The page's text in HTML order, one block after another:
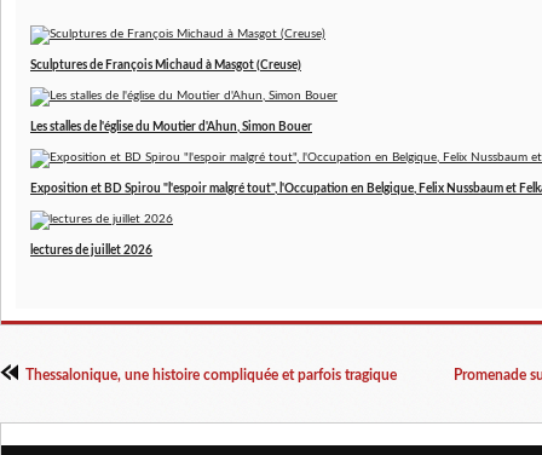
Sculptures de François Michaud à Masgot (Creuse)
Les stalles de l'église du Moutier d'Ahun, Simon Bouer
Exposition et BD Spirou "l'espoir malgré tout", l'Occupation en Belgique, Felix Nussbaum et
lectures de juillet 2026
Thessalonique, une histoire compliquée et parfois tragique Promenade